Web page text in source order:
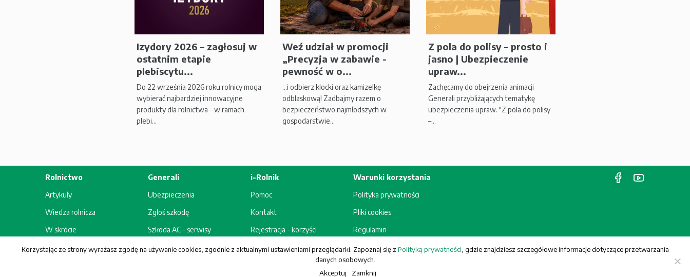
Izydory 2026 – zagłosuj w
ostatnim etapie
plebiscytu...
Do 22 września 2026 roku rolnicy mogą
wybierać najbardziej innowacyjne
produkty dla rolnictwa – w ramach
plebi...
Weź udział w promocji
„Precyzja w zabawie -
pewność w o...
...i odbierz klocki oraz kamizelkę
odblaskową! Zadbajmy razem o
bezpieczeństwo najmłodszych w
gospodarstwie...
Z pola do polisy – prosto i
jasno | Ubezpieczenie
upraw...
Zachęcamy do obejrzenia animacji
Generali przybliżających tematykę
ubezpieczenia upraw. "Z pola do polisy
–...
Rolnictwo
Artykuły
Wiedza rolnicza
W skrócie
Wydarzenia
Generali
Ubezpieczenia
Zgłoś szkodę
Szkoda AC – serwisy
i-Rolnik
Pomoc
Kontakt
Rejestracja - korzyści
Warunki korzystania
Polityka prywatności
Pliki cookies
Regulamin
© Generali Towarzystwo Ubezpieczeń S.A. Wszelkie prawa zastrzeżone.
Korzystając ze strony wyrażasz zgodę na używanie cookies, zgodnie z aktualnymi ustawieniami przeglądarki. Zapoznaj się z Polityką prywatności , gdzie znajdziesz szczegółowe informacje dotyczące przetwarzania
danych osobowych.
Akceptuj Zamknij